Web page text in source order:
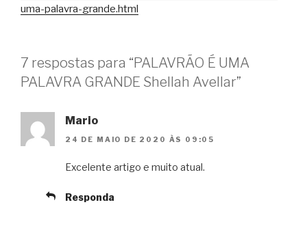
uma-palavra-grande.html
7 respostas para “PALAVRÃO É UMA
PALAVRA GRANDE Shellah Avellar”
Mario
24 DE MAIO DE 2020 ÀS 09:05
Excelente artigo e muito atual.
Responda